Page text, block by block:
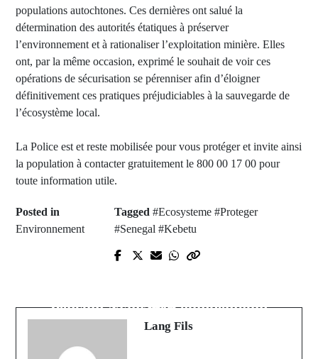
populations autochtones. Ces dernières ont salué la
détermination des autorités étatiques à préserver
l’environnement et à rationaliser l’exploitation minière. Elles
ont, par la même occasion, exprimé le souhait de voir ces
opérations de sécurisation se pérenniser afin d’éloigner
définitivement ces pratiques préjudiciables à la sauvegarde de
l’écosystème local.
La Police est et reste mobilisée pour vous protéger et invite ainsi
la population à contacter gratuitement le 800 00 17 00 pour
toute information utile.
Posted in
Environnement
Tagged#Ecosysteme #Proteger
#Senegal #Kebetu
Prev Post
2026
Pencum Niani de Koumpentoum
Lang Fils